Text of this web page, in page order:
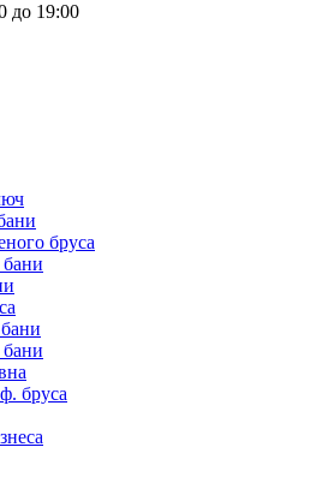
до 19:00
бруса
бруса